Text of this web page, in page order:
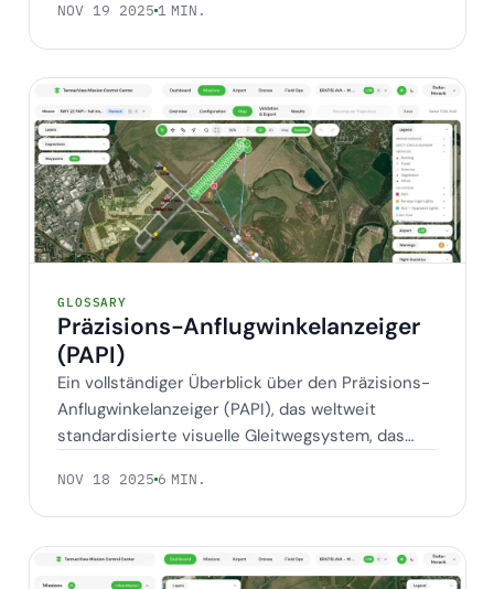
NOV 19 2025 1 MIN.
Präzisions-Anflugwinkelanzeiger (PAPI)
GLOSSARY
Präzisions-Anflugwinkelanzeiger
(PAPI)
Ein vollständiger Überblick über den Präzisions-
Anflugwinkelanzeiger (PAPI), das weltweit
standardisierte visuelle Gleitwegsystem, das
NOV 18 2025 6 MIN.
Pricing